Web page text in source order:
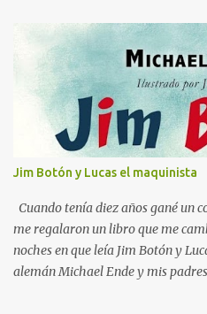
s
Jim Botón y Lucas el maquinista
Cuando tenía diez años gané un
me regalaron un libro que me
noches en que leía Jim Botón y
alemán Michael Ende y mis